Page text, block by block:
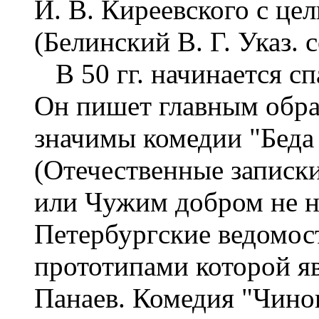
И. В. Киреевского с
(Белинский В. Г. Указ.
В 50 гг. начинается
Он пишет главным
значимы комедии
(Отечественные
или Чужим добром не
Петербургские
прототипами которой
Панаев. Комедия